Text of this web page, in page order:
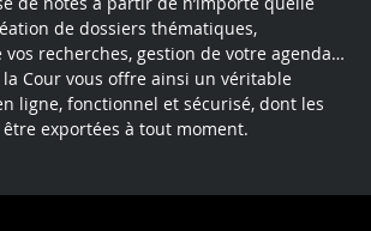
de dossiers thématiques,
recherches, gestion de votre agenda…
Cour vous offre ainsi un véritable
ligne, fonctionnel et sécurisé, dont les
exportées à tout moment.